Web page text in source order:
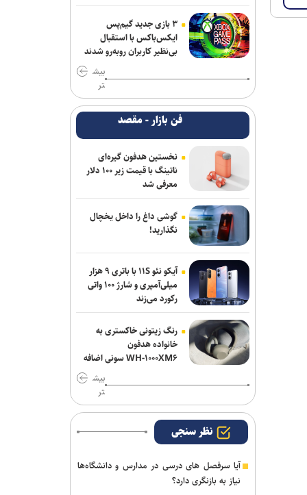
۳ بازی جدید گیم‌پس
ایکس‌باکس با استقبال
بی‌نظیر کاربران روبه‌رو شدند
بیش
تر
فن بازار - مقصد
نخستین هدفون گیره‌ای
ناتینگ با قیمت زیر ۱۰۰ دلار
معرفی شد
گوشی داغ را داخل یخچال
نگذارید!
آیکو نئو ۱۱S با باتری ۹ هزار
میلی‌آمپری و شارژ ۱۰۰ واتی
رکورد می‌زند
رنگ زیتونی خاکستری به
خانواده هدفون
WH-۱۰۰۰XM۶ سونی اضافه
بیش
تر
نظر سنجی
آیا سرفصل های درسی در مدارس و دانشگاه‌ها
نیاز به بازنگری دارد؟